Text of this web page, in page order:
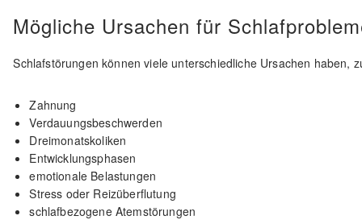
Mögliche Ursachen für
Schlafstörungen können viele unterschiedliche Ursachen haben,
Zahnung
Verdauungsbeschwerden
Dreimonatskoliken
Entwicklungsphasen
emotionale Belastungen
Stress oder Reizüberflutung
schlafbezogene Atemstörungen